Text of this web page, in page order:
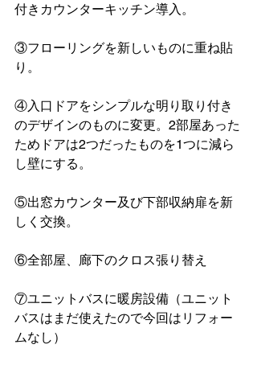
付きカウンターキッチン導入。
③フローリングを新しいものに重ね貼
り。
④入口ドアをシンプルな明り取り付き
のデザインのものに変更。2部屋あった
ためドアは2つだったものを1つに減ら
し壁にする。
⑤出窓カウンター及び下部収納扉を新
しく交換。
⑥全部屋、廊下のクロス張り替え
⑦ユニットバスに暖房設備（ユニット
バスはまだ使えたので今回はリフォー
ムなし）